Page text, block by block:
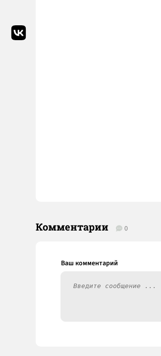
Комментарии 0